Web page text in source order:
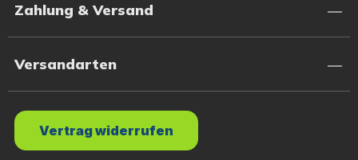
Zahlung & Versand
Versandarten
Vertrag widerrufen